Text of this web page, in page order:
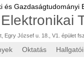
és Gazdaságtudományi
Elektronikai
Egry József u. 18., V1. épület
Oktatás